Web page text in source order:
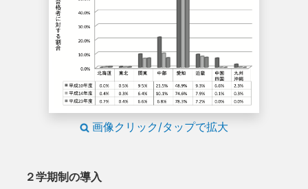
画像クリック/タップで拡大
２学期制の導入